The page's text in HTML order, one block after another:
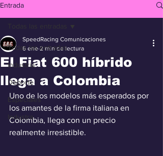
Entrada
Todas las entradas
Industria
Deporte
Especiales
Industra
Todas las entradas
El Fiat 600 híbrido
llega a Colombia
SpeedRacing Comunicaciones
6 ene 2 min de lectura
Uno de los modelos más esperados por
los amantes de la firma italiana en
Colombia, llega con un precio
realmente irresistible.